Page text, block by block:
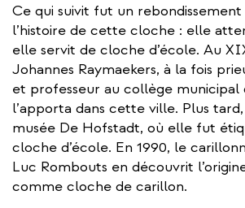
Ce qui suivit fut un
l’histoire de cette cloche : elle
elle servit de cloche d’école. Au
Johannes Raymaekers, à la fois
et professeur au collège municipal
l’apporta dans cette ville. Plus
musée De Hofstadt, où elle fut
cloche d’école. En 1990, le
Luc Rombouts en découvrit
comme cloche de carillon.